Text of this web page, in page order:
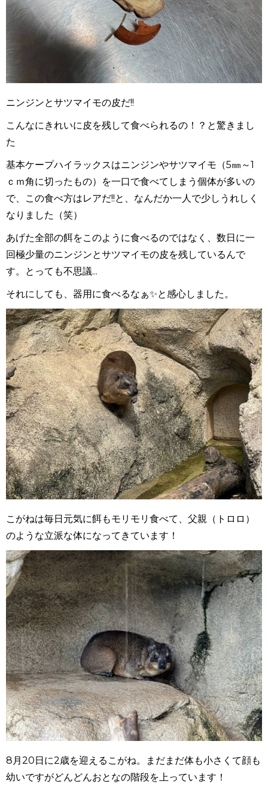
ニンジンとサツマイモの皮だ!!
こんなにきれいに皮を残して食べられるの！？と驚きまし
た
基本ケープハイラックスはニンジンやサツマイモ（5㎜～1
ｃｍ角に切ったもの）を一口で食べてしまう個体が多いの
で、この食べ方はレアだ!!と、なんだか一人で少しうれしく
なりました（笑）
あげた全部の餌をこのように食べるのではなく、数日に一
回極少量のニンジンとサツマイモの皮を残しているんで
す。とっても不思議...
それにしても、器用に食べるなぁ✨と感心しました。
こがねは毎日元気に餌もモリモリ食べて、父親（トロロ）
のような立派な体になってきています！
8月20日に2歳を迎えるこがね。まだまだ体も小さくて顔も
幼いですがどんどんおとなの階段を上っています！